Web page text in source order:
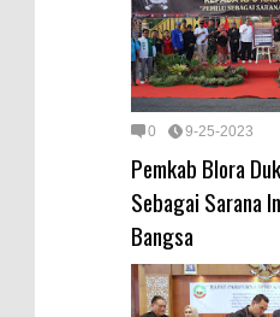
0 9-25-2023
Pemkab Blora
Sebagai Sarana
Bangsa